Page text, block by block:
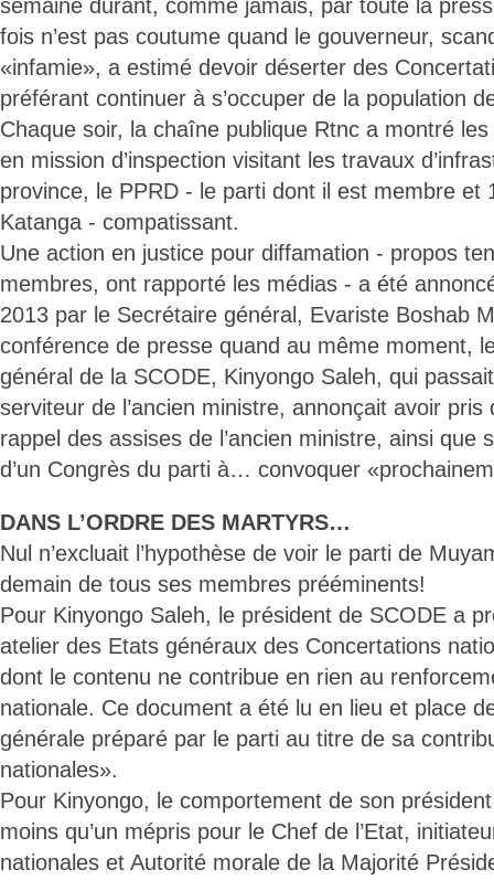
semaine durant, comme jamais, par toute la
fois n’est pas coutume quand le gouverneur,
«infamie», a estimé devoir déserter des
préférant continuer à s’occuper de la population
Chaque soir, la chaîne publique Rtnc a montré
en mission d’inspection visitant les travaux
province, le PPRD - le parti dont il est membre et
Katanga - compatissant.
Une action en justice pour diffamation - propos
membres, ont rapporté les médias - a été
2013 par le Secrétaire général, Evariste Boshab
conférence de presse quand au même moment,
général de la SCODE, Kinyongo Saleh, qui
serviteur de l’ancien ministre, annonçait avoir pris
rappel des assises de l’ancien ministre, ainsi que
d’un Congrès du parti à… convoquer
DANS L’ORDRE DES MARTYRS…
Nul n’excluait l’hypothèse de voir le parti de
demain de tous ses membres prééminents!
Pour Kinyongo Saleh, le président de SCODE a
atelier des Etats généraux des Concertations
dont le contenu ne contribue en rien au
nationale. Ce document a été lu en lieu et place
générale préparé par le parti au titre de sa
nationales».
Pour Kinyongo, le comportement de son
moins qu’un mépris pour le Chef de l’Etat,
nationales et Autorité morale de la Majorité